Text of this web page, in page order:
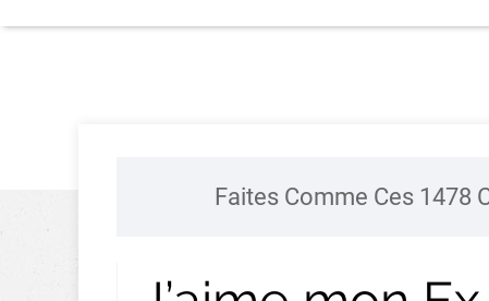
Faites Comme Ces 1478